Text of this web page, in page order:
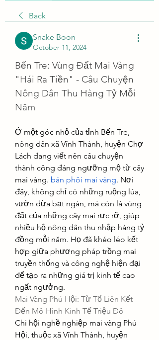
Back
Snake Boon
October 11, 2024
Bến Tre: Vùng Đất Mai Vàng
"Hái Ra Tiền" - Câu Chuyện
Nông Dân Thu Hàng Tỷ Mỗi
Năm
Ở một góc nhỏ của tỉnh Bến Tre,
nông dân xã Vĩnh Thành, huyện Chợ
Lách đang viết nên câu chuyện
thành công đáng ngưỡng mộ từ cây
mai vàng. bán phôi mai vàng. Nơi
đây, không chỉ có những ruộng lúa,
vườn dừa bạt ngàn, mà còn là vùng
đất của những cây mai rực rỡ, giúp
nhiều hộ nông dân thu nhập hàng tỷ
đồng mỗi năm. Họ đã khéo léo kết
hợp giữa phương pháp trồng mai
truyền thống và công nghệ hiện đại
để tạo ra những giá trị kinh tế cao
ngất ngưởng.
Mai Vàng Phú Hội: Từ Tổ Liên Kết
Đến Mô Hình Kinh Tế Triệu Đô
Chi hội nghề nghiệp mai vàng Phú
Hội, thuộc xã Vĩnh Thành, huyện